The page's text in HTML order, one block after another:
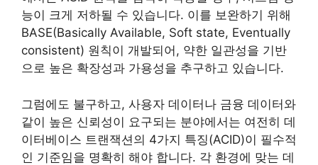
능이 크게 저하될 수 있습니다. 이를 보완하기 위해
BASE(Basically Available, Soft state, Eventually
consistent) 원칙이 개발되어, 약한 일관성을 기반
으로 높은 확장성과 가용성을 추구하고 있습니다.
그럼에도 불구하고, 사용자 데이터나 금융 데이터와
같이 높은 신뢰성이 요구되는 분야에서는 여전히 데
이터베이스 트랜잭션의 4가지 특징(ACID)이 필수적
인 기준임을 명확히 해야 합니다. 각 환경에 맞는 데